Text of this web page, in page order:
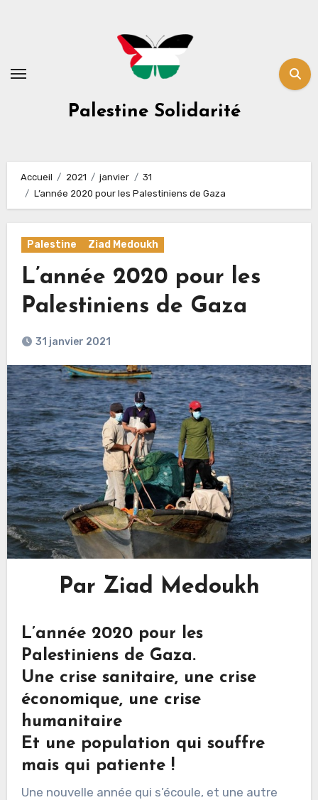
Palestine Solidarité
Accueil 2021 janvier
31
L’année 2020 pour les Palestiniens de Gaza
Palestine Ziad Medoukh
L’année 2020 pour les
Palestiniens de Gaza
31 janvier 2021
Par Ziad Medoukh
L’année 2020 pour les
Palestiniens de Gaza.
Une crise sanitaire, une crise
économique, une crise
humanitaire
Et une population qui souffre
mais qui patiente !
Une nouvelle année qui s’écoule, et une autre